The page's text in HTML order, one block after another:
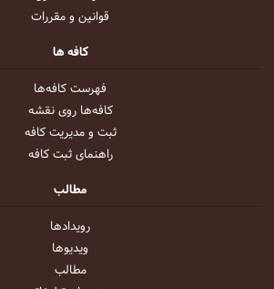
قوانین و مقررات
کافه ها
فهرست کافه‌ها
کافه‌ها روی نقشه
ثبت و مدیریت کافه
راهنمای ثبت کافه
مطالب
رویداد‌ها
ویدیو‌ها
مطالب